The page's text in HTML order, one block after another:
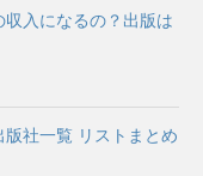
入になるの？出版は
社一覧 リストまとめ